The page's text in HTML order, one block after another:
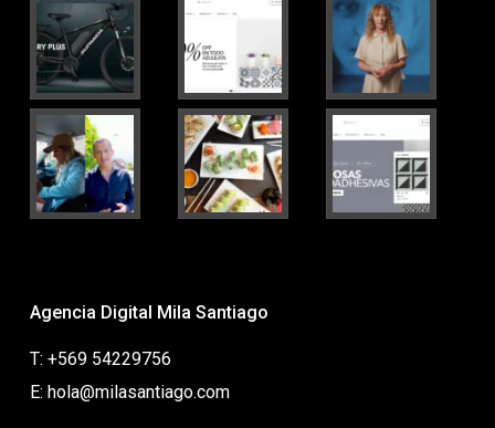
Agencia Digital Mila Santiago
T: +569 54229756
E: hola@milasantiago.com